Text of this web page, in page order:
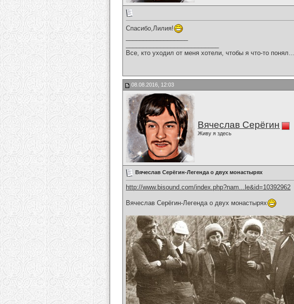
Спасибо,Лилия!
Все, кто уходил от меня хотели, чтобы я что-то
08.08.2016, 12:03
Вячеслав Серёгин
Живу я здесь
Вячеслав Серёгин-Легенда о двух монастырях
http://www.bisound.com/index.php?nam...le&id=10392962
Вячеслав Серёгин-Легенда о двух монастырях